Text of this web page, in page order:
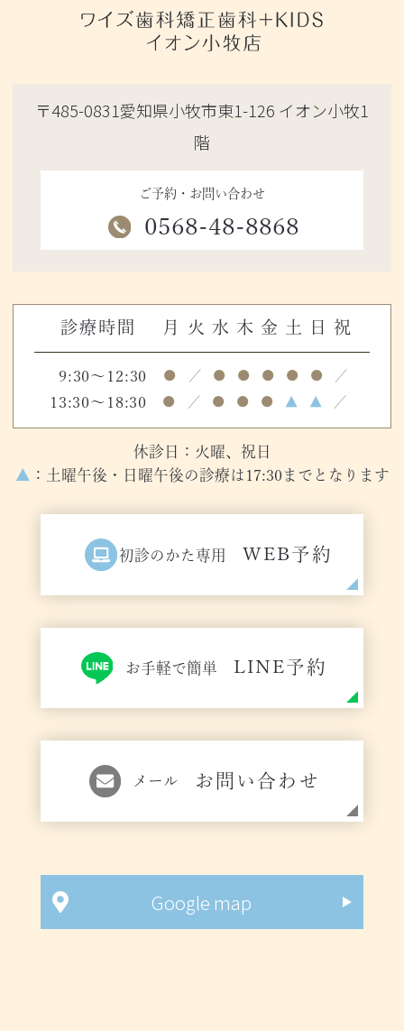
〒485-0831愛知県小牧市東1-126 イオン小牧1
階
ご予約・お問い合わせ
0568-48-8868
診療時間 月 火 水 木 金 土 日 祝
9:30～12:30 ● ／ ● ● ● ● ● ／
13:30～18:30 ● ／ ● ● ● ▲ ▲ ／
休診日：火曜、祝日
▲ ：土曜午後・日曜午後の診療は17:30までとなります
初診のかた専用 WEB予約
お手軽で簡単 LINE予約
メール お問い合わせ
Google map